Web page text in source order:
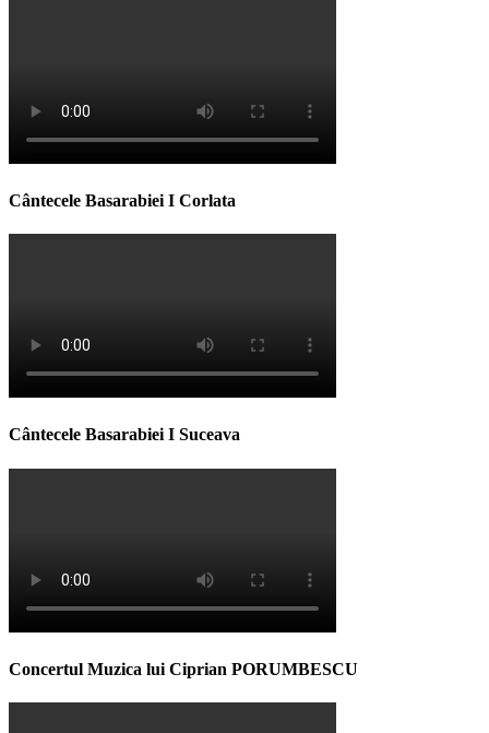
Cântecele Basarabiei I Corlata
Cântecele Basarabiei I Suceava
Concertul Muzica lui Ciprian PORUMBESCU